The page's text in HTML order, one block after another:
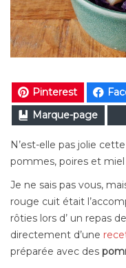
Pinterest
Marque-page
N’est-elle pas jolie
pommes, poires et miel
Je ne sais pas vous,
rouge cuit était
rôties lors d’ un repas
directement d’une
préparée avec des